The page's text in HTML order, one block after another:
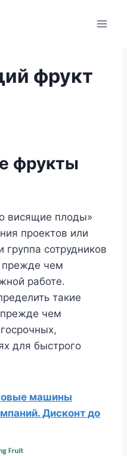
фрукт
фрукты
висящие плоды»
проектов или
группа сотрудников
прежде чем
работе.
такие
прежде чем
для быстрого
машины
Дисконт до